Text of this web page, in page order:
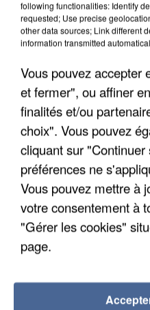
APRÈS TOUTES CES
DE FAUNE SAUVAGE
following functionalities: Identify
requested; Use precise
other data sources; Link different
information transmitted
Vous pouvez accepter
et fermer", ou affiner
finalités et/ou
choix". Vous pouvez
cliquant sur
préférences ne
Vous pouvez mettre à
votre consentement à
"Gérer les cookies"
page.